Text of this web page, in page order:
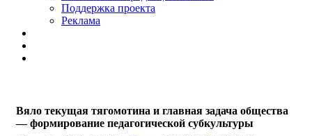
Поддержка проекта
Реклама
Вяло текущая тягомотина и главная задача общества
— формирование педагогической субкультуры